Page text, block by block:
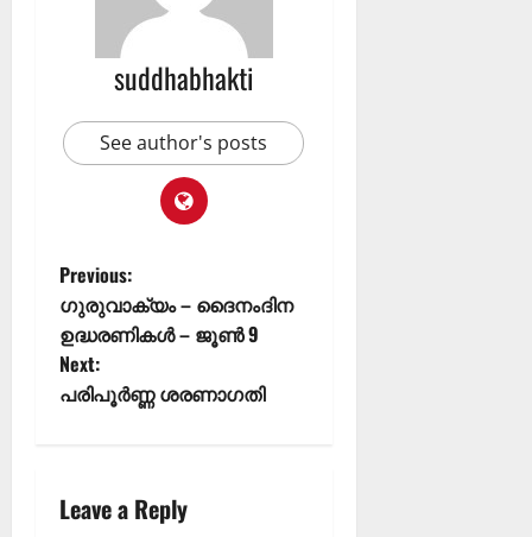
suddhabhakti
See author's posts
Previous:
ഗുരുവാക്യം – ദൈനംദിന
ഉദ്ധരണികൾ – ജൂൺ 9
Next:
പരിപൂർണ്ണ ശരണാഗതി
Leave a Reply